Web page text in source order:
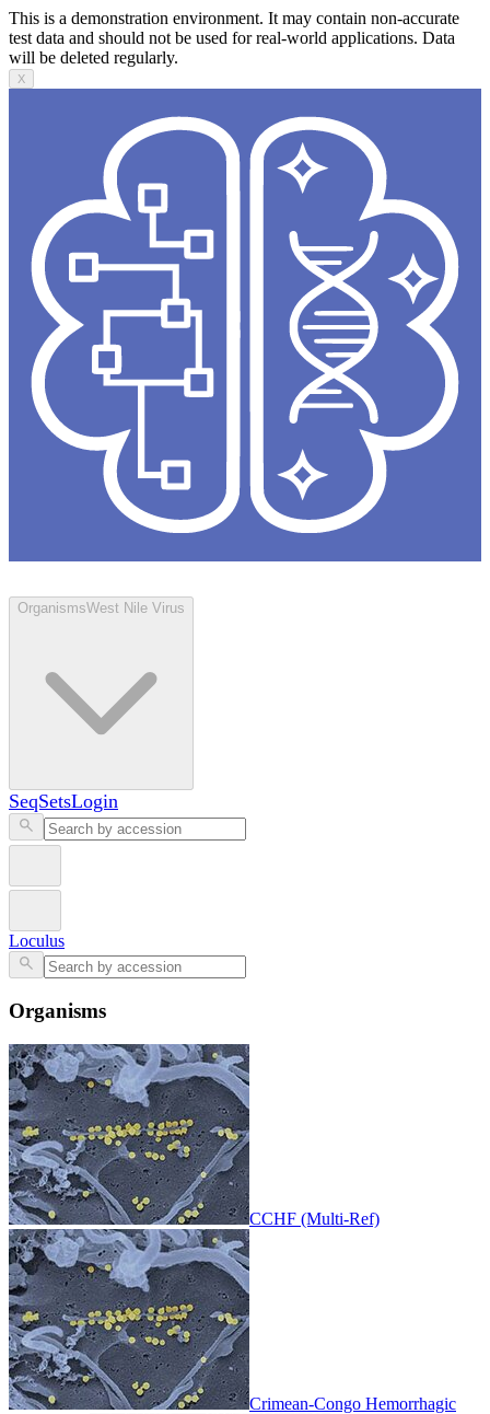
This is a demonstration environment. It may contain non-accurate
test data and should not be used for real-world applications. Data
will be deleted regularly.
X
OrganismsWest Nile Virus
SeqSetsLogin
Loculus
Organisms
CCHF (Multi-Ref)
Crimean-Congo Hemorrhagic